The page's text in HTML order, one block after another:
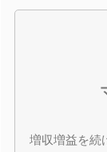
増収増益を続